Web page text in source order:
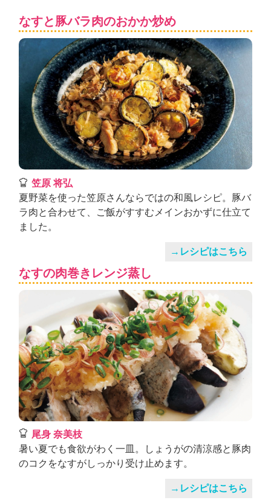
なすと豚バラ肉のおかか炒め
笠原 将弘
夏野菜を使った笠原さんならではの和風レシピ。豚バ
ラ肉と合わせて、ご飯がすすむメインおかずに仕立て
ました。
→レシピはこちら
なすの肉巻きレンジ蒸し
尾身 奈美枝
暑い夏でも食欲がわく一皿。しょうがの清涼感と豚肉
のコクをなすがしっかり受け止めます。
→レシピはこちら